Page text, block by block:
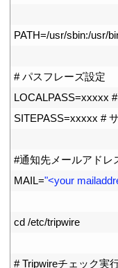
PATH=/usr/sbin:/usr/
# パスフレーズ設定
LOCALPASS=xxxxx
SITEPASS=xxxxx #
#通知先メールアドレ
MAIL="<your
cd /etc/tripwire
# Tripwireチェック実